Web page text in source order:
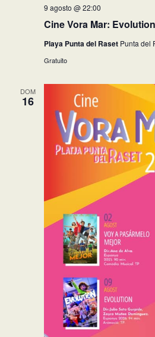
Cine Vora Mar: Evolution
9 agosto @ 22:00
Playa Punta del Raset Punta del
Gratuito
DOM
16